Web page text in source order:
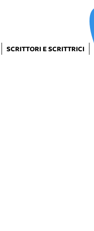
SCRITTORI E SCRITTRICI